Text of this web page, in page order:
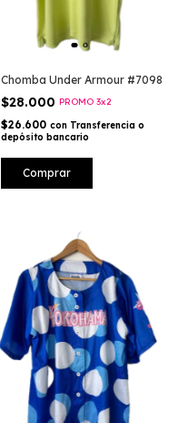
Chomba Under Armour #7098
$28.000 PROMO 3x2
$26.600 con Transferencia o
depósito bancario
Comprar